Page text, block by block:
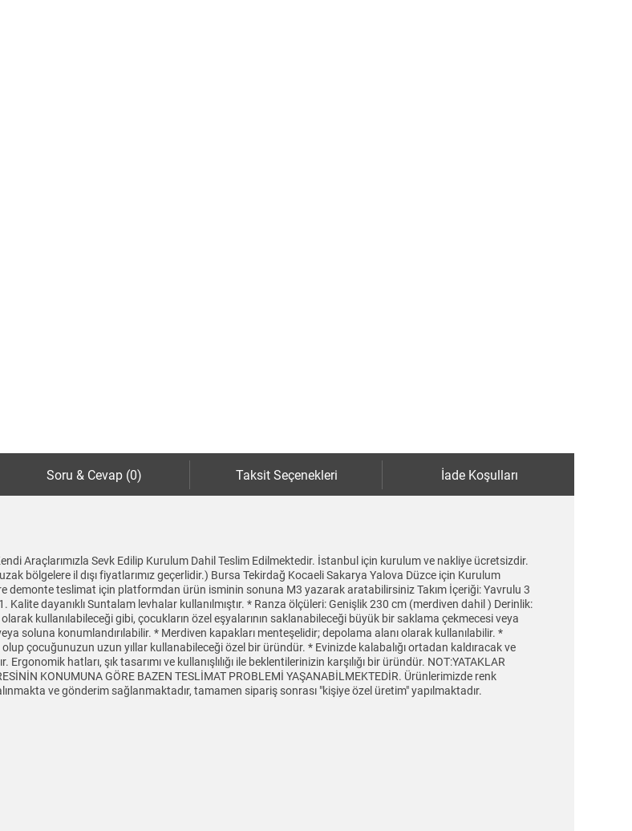
Soru & Cevap (0) Taksit Seçenekleri İade Koşulları
Araçlarımızla Sevk Edilip Kurulum Dahil Teslim Edilmektedir. İstanbul için kurulum ve nakliye ücretsizdir.
bölgelere il dışı fiyatlarımız geçerlidir.) Bursa Tekirdağ Kocaeli Sakarya Yalova Düzce için Kurulum
demonte teslimat için platformdan ürün isminin sonuna M3 yazarak aratabilirsiniz Takım İçeriği: Yavrulu 3
Kalite dayanıklı Suntalam levhalar kullanılmıştır. * Ranza ölçüleri: Genişlik 230 cm (merdiven dahil ) Derinlik:
kullanılabileceği gibi, çocukların özel eşyalarının saklanabileceği büyük bir saklama çekmecesi veya
soluna konumlandırılabilir. * Merdiven kapakları menteşelidir; depolama alanı olarak kullanılabilir. *
çocuğunuzun uzun yıllar kullanabileceği özel bir üründür. * Evinizde kalabalığı ortadan kaldıracak ve
hatları, şık tasarımı ve kullanışlılığı ile beklentilerinizin karşılığı bir üründür. NOT:YATAKLAR
KONUMUNA GÖRE BAZEN TESLİMAT PROBLEMİ YAŞANABİLMEKTEDİR. Ürünlerimizde renk
ve gönderim sağlanmaktadır, tamamen sipariş sonrası "kişiye özel üretim" yapılmaktadır.